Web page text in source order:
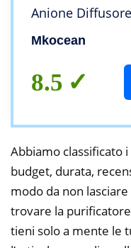
Anione
Filtrazione 99,97%
per Casa,Ufficio
Mkocean
8.5
Abbiamo classificato
budget, durata,
modo da non
trovare la
tieni solo a mente le